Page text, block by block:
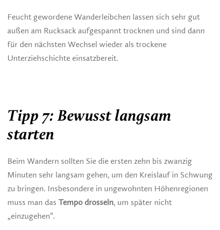
Feucht gewordene Wanderleibchen lassen sich sehr gut
außen am Rucksack aufgespannt trocknen und sind dann
für den nächsten Wechsel wieder als trockene
Unterziehschichte einsatzbereit.
Tipp 7: Bewusst langsam
starten
Beim Wandern sollten Sie die ersten zehn bis zwanzig
Minuten sehr langsam gehen, um den Kreislauf in Schwung
zu bringen. Insbesondere in ungewohnten Höhenregionen
muss man das Tempo drosseln, um später nicht
„einzugehen“.